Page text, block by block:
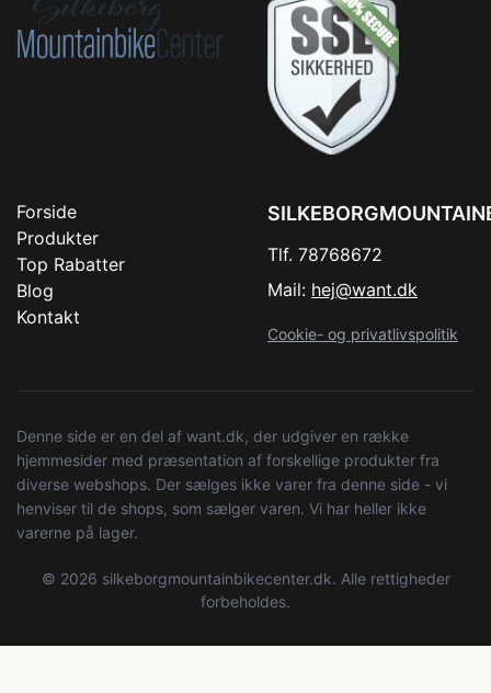
Forside
Produkter
Top Rabatter
Blog
Kontakt
Tlf. 78768672
Mail: hej@want.dk
Cookie- og privatlivspolitik
Denne side er en del af want.dk, der udgiver en række
hjemmesider med præsentation af forskellige produkter fra
diverse webshops. Der sælges ikke varer fra denne side - vi
henviser til de shops, som sælger varen. Vi har heller ikke
varerne på lager.
© 2026 silkeborgmountainbikecenter.dk. Alle rettigheder
forbeholdes.